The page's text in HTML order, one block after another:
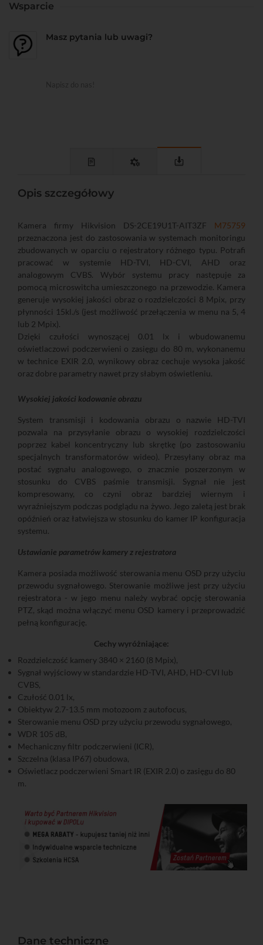
Wsparcie
Masz pytania lub uwagi?
Opis szczegółowy
Kamera firmy Hikvision DS-2CE19U1T-AIT3ZF M75759
przeznaczona jest do zastosowania w systemach monitoringu
zbudowanych w oparciu o rejestratory różnego typu. Potrafi
pracować w systemie HD-TVI, HD-CVI, AHD oraz
analogowym CVBS. Wybór systemu pracy następuje za
pomocą microswitcha umieszczonego na przewodzie. Kamera
generuje wysokiej jakości obraz o rozdzielczości 8 Mpix, przy
płynności 15kl./s (jest możliwość przełączenia w menu na 5, 4
lub 2 Mpix).
Dzięki czułości wynoszącej 0.01 lx i wbudowanemu
oświetlaczowi podczerwieni o zasięgu do 80 m, wykonanemu
w technice EXIR 2.0, wynikowy obraz cechuje wysoka jakość
oraz dobre parametry nawet przy słabym oświetleniu.
Wysokiej jakości kodowanie obrazu
System transmisji i kodowania obrazu o nazwie HD-TVI
pozwala na przysyłanie obrazu o wysokiej rozdzielczości
poprzez kabel koncentryczny lub skrętkę (po zastosowaniu
specjalnych transformatorów wideo). Przesyłany obraz ma
postać sygnału analogowego, o znacznie poszerzonym w
stosunku do CVBS paśmie transmisji. Sygnał nie jest
kompresowany, co czyni obraz bardziej wiernym i
wyraźniejszym podczas podglądu na żywo. Jego zaletą jest brak
opóźnień oraz łatwiejsza w stosunku do kamer IP konfiguracja
systemu.
Ustawianie parametrów kamery z rejestratora
Kamera posiada możliwość sterowania menu OSD przy użyciu
przewodu sygnałowego. Sterowanie możliwe jest przy użyciu
rejestratora - w jego menu należy wybrać opcję sterowania
PTZ, skąd można włączyć menu OSD kamery i przeprowadzić
pełną konfigurację.
Cechy wyróżniające:
Rozdzielczość kamery 3840 × 2160 (8 Mpix),
Sygnał wyjściowy w standardzie HD-TVI, AHD, HD-CVI lub
CVBS,
Czułość 0.01 lx,
Obiektyw 2.7-13.5 mm motozoom z autofocus,
Sterowanie menu OSD przy użyciu przewodu sygnałowego,
WDR 105 dB,
Mechaniczny filtr podczerwieni (ICR),
Szczelna (klasa IP67) obudowa,
Oświetlacz podczerwieni Smart IR (EXIR 2.0) o zasięgu do 80
m.
Dane techniczne